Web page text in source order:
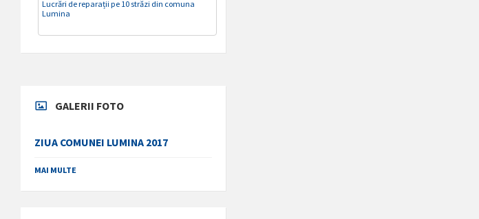
Lucrări de reparații pe 10 străzi din comuna
Lumina
GALERII FOTO
ZIUA COMUNEI LUMINA 2017
MAI MULTE